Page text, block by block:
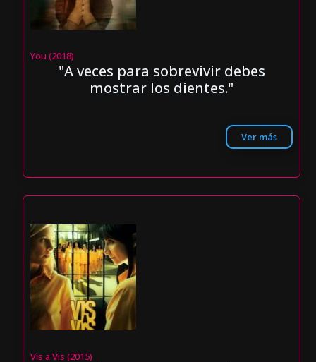
You (2018)
"A veces para sobrevivir debes
mostrar los dientes."
Ver más
Vis a Vis (2015)